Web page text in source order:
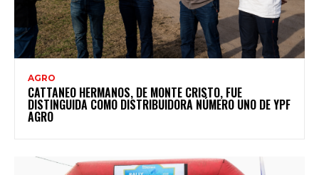
AGRO
CATTANEO HERMANOS, DE MONTE CRISTO, FUE
DISTINGUIDA COMO DISTRIBUIDORA NÚMERO UNO DE YPF
AGRO